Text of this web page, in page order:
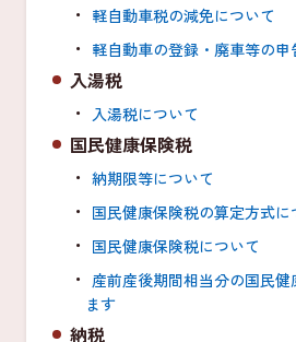
軽自動車税の減免について
軽自動車の登録・廃車等の申
入湯税
入湯税について
国民健康保険税
納期限等について
国民健康保険税の算定方式に
国民健康保険税について
産前産後期間相当分の国民
ます
納税